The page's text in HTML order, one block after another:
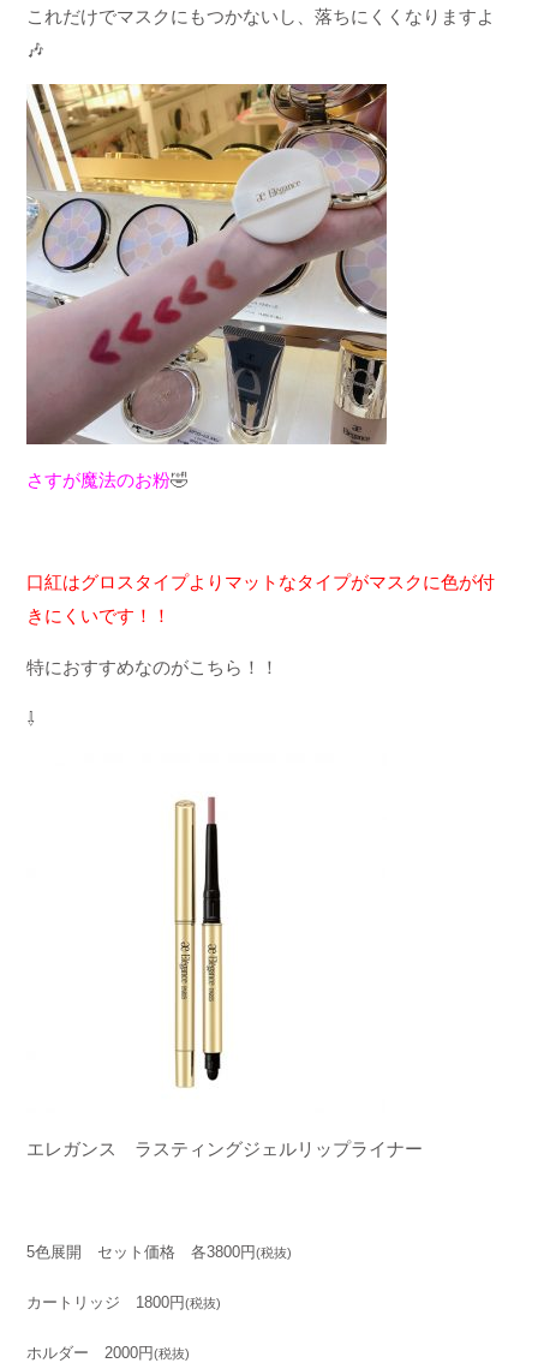
これだけでマスクにもつかないし、落ちにくくなりますよ
🎶
さすが魔法のお粉🤣
口紅はグロスタイプよりマットなタイプがマスクに色が付
きにくいです！！
特におすすめなのがこちら！！
⇩
エレガンス ラスティングジェルリップライナー
5色展開 セット価格 各3800円(税抜)
カートリッジ 1800円(税抜)
ホルダー 2000円(税抜)